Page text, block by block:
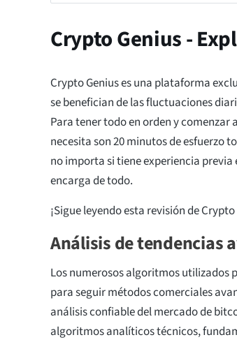
Crypto Genius -
Crypto Genius es una plataforma
se benefician de las fluctuaciones
Para tener todo en orden y
necesita son 20 minutos de esfuerzo
no importa si tiene experiencia
encarga de todo.
¡Sigue leyendo esta revisión de
Análisis de tendencias
Los numerosos algoritmos utilizados
para seguir métodos comerciales
análisis confiable del mercado de
algoritmos analíticos técnicos,